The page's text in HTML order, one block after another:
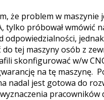
że problem w
tylko próbował wmówić
odpowiedzialności,
tej maszyny osób z
skonfigurować w/w
na tę maszynę.
nadal jest gotowa do